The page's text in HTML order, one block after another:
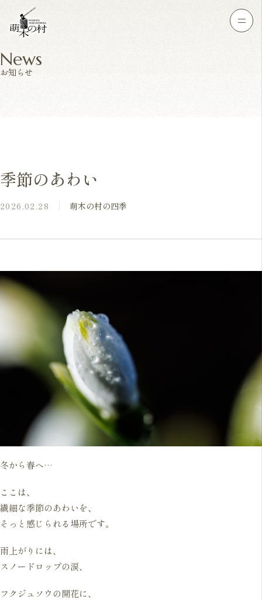
News
お知らせ
季節のあわい
2026.02.28 萌木の村の四季
冬から春へ…
ここは、
繊細な季節のあわいを、
そっと感じられる場所です。
雨上がりには、
スノードロップの涙、
フクジュソウの開花に、